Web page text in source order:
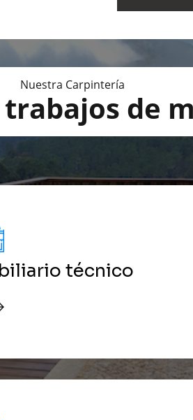
Nuestra Carpintería
de
técnico